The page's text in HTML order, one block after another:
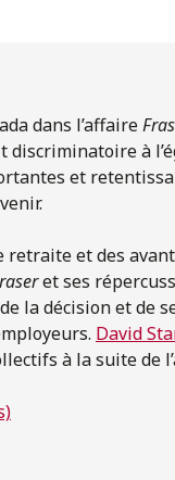
dans l’affaire
à
et
et des
et ses
la décision et de
David
à la suite de